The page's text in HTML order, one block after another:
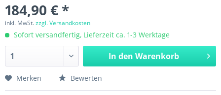
184,90 € *
inkl. MwSt.zzgl. Versandkosten
Sofort versandfertig, Lieferzeit ca. 1-3 Werktage
In den Warenkorb
Merken Bewerten